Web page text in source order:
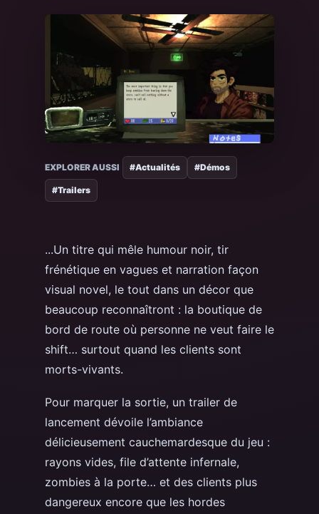
EXPLORER AUSSI #Actualités #Démos
#Trailers
...Un titre qui mêle humour noir, tir
frénétique en vagues et narration façon
visual novel, le tout dans un décor que
beaucoup reconnaîtront : la boutique de
bord de route où personne ne veut faire le
shift… surtout quand les clients sont
morts-vivants.
Pour marquer la sortie, un trailer de
lancement dévoile l’ambiance
délicieusement cauchemardesque du jeu :
rayons vides, file d’attente infernale,
zombies à la porte… et des clients plus
dangereux encore que les hordes